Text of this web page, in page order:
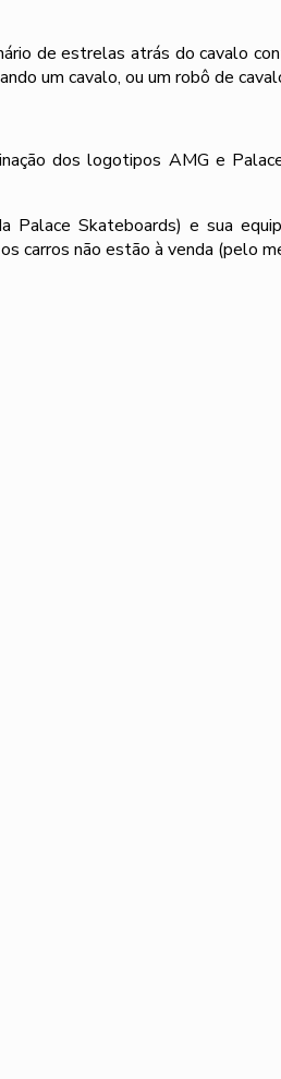
de estrelas atrás do cavalo
um cavalo, ou um robô de
dos logotipos AMG e
Skateboards) e sua
carros não estão à venda (pelo